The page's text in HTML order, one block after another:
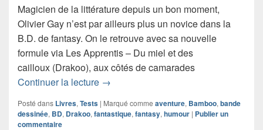
Magicien de la littérature depuis un bon moment,
Olivier Gay n’est par ailleurs plus un novice dans la
B.D. de fantasy. On le retrouve avec sa nouvelle
formule via Les Apprentis – Du miel et des
cailloux (Drakoo), aux côtés de camarades
Continuer la lecture Chronique bande dessinée Les
→
Posté dans Livres, Tests | Marqué comme aventure, Bamboo, bande
dessinée, BD, Drakoo, fantastique, fantasy, humour | Publier un
commentaire